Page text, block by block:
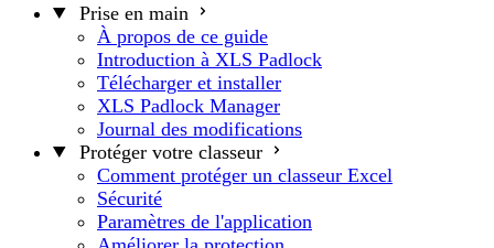
Prise en main
À propos de ce guide
Introduction à XLS Padlock
Télécharger et installer
XLS Padlock Manager
Journal des modifications
Protéger votre classeur
Comment protéger un classeur Excel
Sécurité
Paramètres de l'application